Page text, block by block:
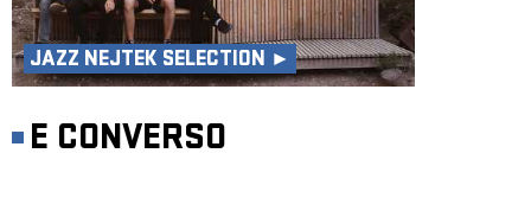
JAZZ NEJTEK SELECTION ►
E CONVERSO